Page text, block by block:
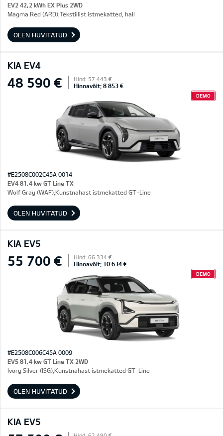
EV2 42,2 kWh EX Plus 2WD
Magma Red (ARD),Tekstiilist istmekatted, hall
OLEN HUVITATUD
KIA EV4
48 590 € Hind: 57 443 €
Hinnavõit: 8 853 €
DEMO
#E2508C002C45A 0014
EV4 81,4 kw GT Line TX
Wolf Gray (WAF),Kunstnahast istmekatted GT-Line
OLEN HUVITATUD
KIA EV5
55 700 € Hind: 66 334 €
Hinnavõit: 10 634 €
DEMO
#E2508C006C45A 0009
EV5 81,4 kw GT Line TX 2WD
Ivory Silver (ISG),Kunstnahast istmekatted GT-Line
OLEN HUVITATUD
KIA EV5